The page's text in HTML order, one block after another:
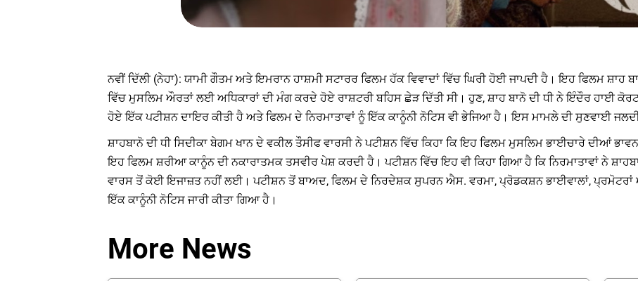
ਨਵੀਂ ਦਿੱਲੀ (ਨੇਹਾ): ਯਾਮੀ ਗੌਤਮ ਅਤੇ ਇਮਰਾਨ ਹਾਸ਼ਮੀ ਸਟਾਰਰ ਫਿਲਮ ਹੱਕ ਵਿਵਾਦਾਂ ਵਿੱਚ ਘਿਰੀ ਹੋਈ ਜਾਪਦੀ ਹੈ। ਇਹ ਫਿਲਮ ਸ਼ਾਹ
ਵਿੱਚ ਮੁਸਲਿਮ ਔਰਤਾਂ ਲਈ ਅਧਿਕਾਰਾਂ ਦੀ ਮੰਗ ਕਰਦੇ ਹੋਏ ਰਾਸ਼ਟਰੀ ਬਹਿਸ ਛੇੜ ਦਿੱਤੀ ਸੀ। ਹੁਣ, ਸ਼ਾਹ ਬਾਨੋ ਦੀ ਧੀ ਨੇ ਇੰਦੌਰ ਹਾਈ
ਹੋਏ ਇੱਕ ਪਟੀਸ਼ਨ ਦਾਇਰ ਕੀਤੀ ਹੈ ਅਤੇ ਫਿਲਮ ਦੇ ਨਿਰਮਾਤਾਵਾਂ ਨੂੰ ਇੱਕ ਕਾਨੂੰਨੀ ਨੋਟਿਸ ਵੀ ਭੇਜਿਆ ਹੈ। ਇਸ ਮਾਮਲੇ ਦੀ ਸੁਣਵਾਈ
ਸ਼ਾਹਬਾਨੋ ਦੀ ਧੀ ਸਿਦੀਕਾ ਬੇਗਮ ਖਾਨ ਦੇ ਵਕੀਲ ਤੌਸੀਫ ਵਾਰਸੀ ਨੇ ਪਟੀਸ਼ਨ ਵਿੱਚ ਕਿਹਾ ਕਿ ਇਹ ਫਿਲਮ ਮੁਸਲਿਮ ਭਾਈਚਾਰੇ ਦੀਆਂ
ਇਹ ਫਿਲਮ ਸ਼ਰੀਆ ਕਾਨੂੰਨ ਦੀ ਨਕਾਰਾਤਮਕ ਤਸਵੀਰ ਪੇਸ਼ ਕਰਦੀ ਹੈ। ਪਟੀਸ਼ਨ ਵਿੱਚ ਇਹ ਵੀ ਕਿਹਾ ਗਿਆ ਹੈ ਕਿ ਨਿਰਮਾਤਾਵਾਂ ਨੇ
ਵਾਰਸ ਤੋਂ ਕੋਈ ਇਜਾਜ਼ਤ ਨਹੀਂ ਲਈ। ਪਟੀਸ਼ਨ ਤੋਂ ਬਾਅਦ, ਫਿਲਮ ਦੇ ਨਿਰਦੇਸ਼ਕ ਸੁਪਰਨ ਐਸ. ਵਰਮਾ, ਪ੍ਰੋਡਕਸ਼ਨ ਭਾਈਵਾਲਾਂ, ਪ੍ਰਮੋਟਰਾਂ
ਇੱਕ ਕਾਨੂੰਨੀ ਨੋਟਿਸ ਜਾਰੀ ਕੀਤਾ ਗਿਆ ਹੈ।
More News